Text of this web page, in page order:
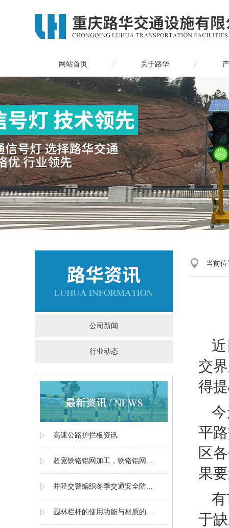
网站首页 关于路华
公司新闻
行业动态
高速公路护拦板资讯
超宽铁铬铝网加工，铁铬铝网...
井陉交警编织冬季交通安全防...
园林栏杆的使用功能与材质的...
当前
交
得
平
区
果
于